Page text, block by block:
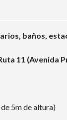
baños,
11 (Avenida
5m de altura)